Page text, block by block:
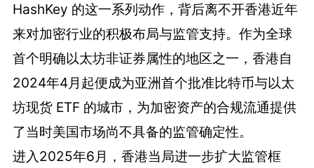
HashKey 的这一系列动作，背后离不开香港近年
来对加密行业的积极布局与监管支持。作为全球
首个明确以太坊非证券属性的地区之一，香港自
2024年4月起便成为亚洲首个批准比特币与以太
坊现货 ETF 的城市，为加密资产的合规流通提供
了当时美国市场尚不具备的监管确定性。
进入2025年6月，香港当局进一步扩大监管框